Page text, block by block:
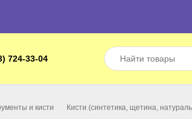
724-33-04
и кисти Кисти (синтетика, щетина,